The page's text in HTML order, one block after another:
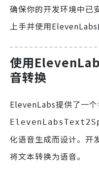
确保你的开发环境中已
上手并使用ElevenLabs
使用
音转换
ElevenLabs提供了一个
化语音生成而设计。开
将文本转换为语音。